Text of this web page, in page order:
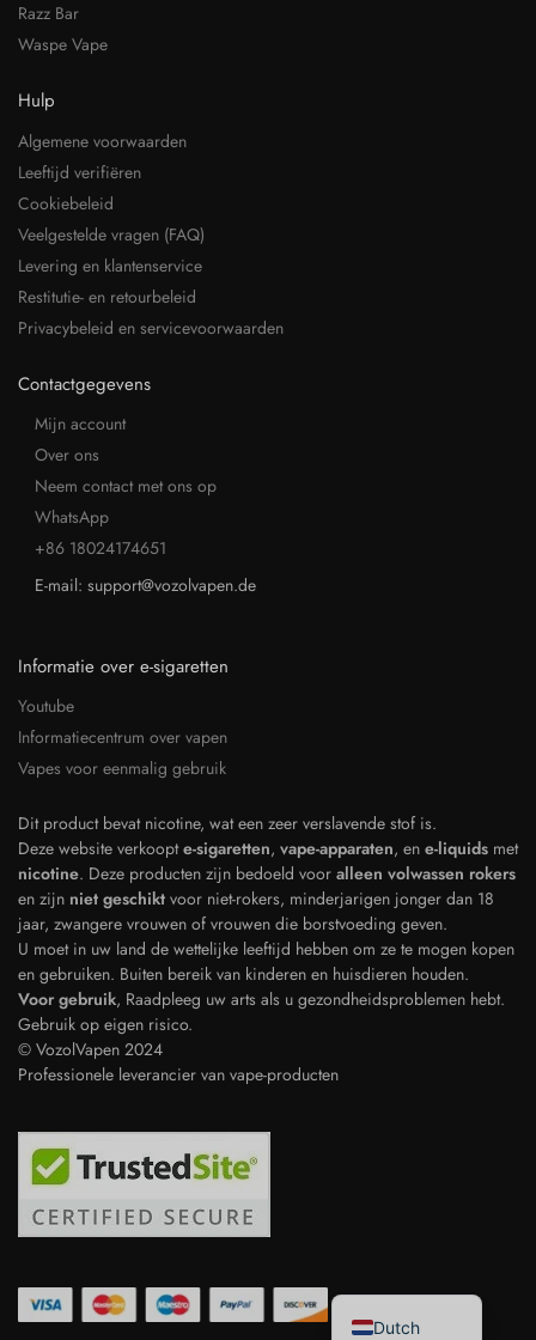
Razz Bar
Waspe Vape
Hulp
Algemene voorwaarden
Leeftijd verifiëren
Cookiebeleid
Veelgestelde vragen (FAQ)
Levering en klantenservice
Restitutie- en retourbeleid
Privacybeleid en servicevoorwaarden
Contactgegevens
Mijn account
Over ons
Neem contact met ons op
WhatsApp
+86 18024174651
E-mail: support@vozolvapen.de
Informatie over e-sigaretten
Youtube
Informatiecentrum over vapen
Vapes voor eenmalig gebruik
Dit product bevat nicotine, wat een zeer verslavende stof is.
Deze website verkoopte-sigaretten, vape-apparaten, en e-liquids met
nicotine. Deze producten zijn bedoeld voor alleen volwassen rokers
en zijn niet geschikt voor niet-rokers, minderjarigen jonger dan 18
jaar, zwangere vrouwen of vrouwen die borstvoeding geven.
U moet in uw land de wettelijke leeftijd hebben om ze te mogen kopen
en gebruiken. Buiten bereik van kinderen en huisdieren houden.
Voor gebruik, Raadpleeg uw arts als u gezondheidsproblemen hebt.
Gebruik op eigen risico.
© VozolVapen 2024
Professionele leverancier van vape-producten
Dutch
Polish